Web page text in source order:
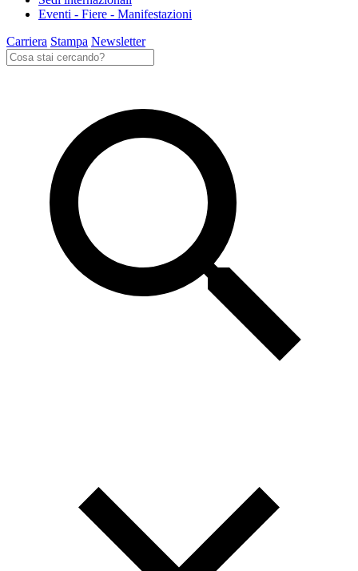
Eventi - Fiere - Manifestazioni
Carriera Stampa Newsletter